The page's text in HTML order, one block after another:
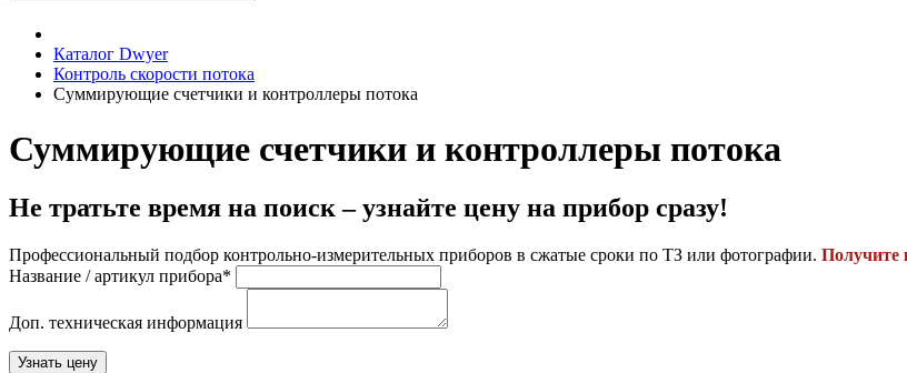
Каталог Dwyer
Контроль скорости потока
Суммирующие счетчики и контроллеры потока
Суммирующие счетчики и контроллеры потока
Не тратьте время на поиск – узнайте цену на прибор сразу!
Профессиональный подбор контрольно-измерительных приборов в сжатые сроки по ТЗ или фотографии. Получите
Название / артикул прибора*
Доп. техническая информация
Узнать цену